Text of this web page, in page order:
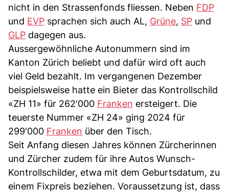
nicht in den Strassenfonds fliessen. Neben FDP
und EVP sprachen sich auch AL, Grüne, SP und
GLP dagegen aus.
Aussergewöhnliche Autonummern sind im
Kanton Zürich beliebt und dafür wird oft auch
viel Geld bezahlt. Im vergangenen Dezember
beispielsweise hatte ein Bieter das Kontrollschild
«ZH 11» für 262'000 Franken ersteigert. Die
teuerste Nummer «ZH 24» ging 2024 für
299'000 Franken über den Tisch.
Seit Anfang diesen Jahres können Zürcherinnen
und Zürcher zudem für ihre Autos Wunsch-
Kontrollschilder, etwa mit dem Geburtsdatum, zu
einem Fixpreis beziehen. Voraussetzung ist, dass